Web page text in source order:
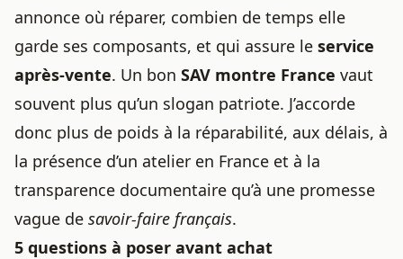
annonce où réparer, combien de temps elle
garde ses composants, et qui assure le service
après-vente. Un bon SAV montre France vaut
souvent plus qu’un slogan patriote. J’accorde
donc plus de poids à la réparabilité, aux délais, à
la présence d’un atelier en France et à la
transparence documentaire qu’à une promesse
vague de savoir-faire français.
5 questions à poser avant achat